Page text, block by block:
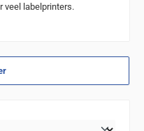
veel labelprinters.